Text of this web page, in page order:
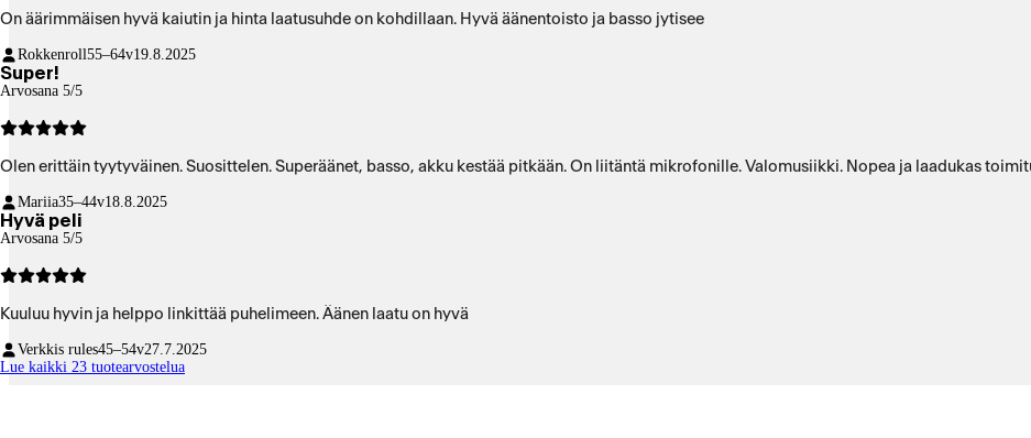
On äärimmäisen hyvä kaiutin ja hinta laatusuhde on kohdillaan. Hyvä äänentoisto ja basso jytisee
Rokkenroll55–64v19.8.2025
Super!
Arvosana 5/5
Olen erittäin tyytyväinen. Suosittelen. Superäänet, basso, akku kestää pitkään. On liitäntä mikrofonille. Valomusiikki. Nopea ja laadukas
Mariia35–44v18.8.2025
Hyvä peli
Arvosana 5/5
Kuuluu hyvin ja helppo linkittää puhelimeen. Äänen laatu on hyvä
Verkkis rules45–54v27.7.2025
Lue kaikki 23 tuotearvostelua